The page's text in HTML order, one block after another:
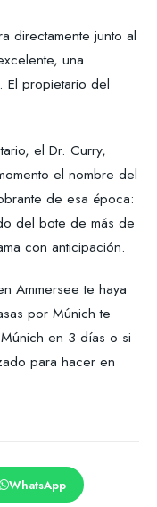
directamente junto al
una
El propietario del
el Dr. Curry,
el nombre del
de esa época:
del bote de más de
con anticipación.
Ammersee te haya
por Múnich te
en 3 días o si
para hacer en
WhatsApp